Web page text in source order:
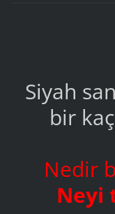
Siyah
bir
Nedir
Neyi